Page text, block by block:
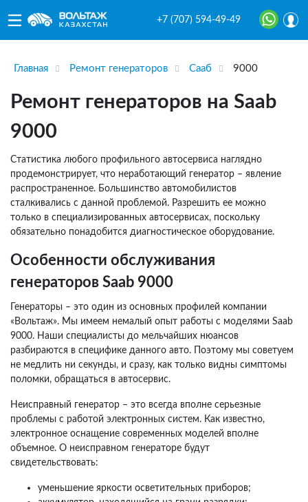
+7 (707) 594-49-49
Главная Ремонт генераторов Сааб 9000
Ремонт генераторов на Saab
9000
Статистика любого профильного автосервиса наглядно
продемонстрирует, что неработающий генератор – явление
распространенное. Большинство автомобилистов
сталкивались с данной проблемой. Разрешить ее можно
только в специализированных автосервисах, поскольку
обязательно понадобится диагностическое оборудование.
Особенности обслуживания
генераторов Saab 9000
Генераторы – это один из основных профилей компании
«Вольтаж». Мы имеем немалый опыт работы с моделями Saab
9000. Наши специалисты до мельчайших нюансов
разбираются в специфике данного авто. Поэтому мы советуем
не медлить ни секунды, и сразу, как только видны симптомы
поломки, обращаться в автосервис.
Неисправный генератор – это всегда вполне серьезные
проблемы с работой электронных систем. Как известно,
электронное оснащение современных моделей вполне
объемное. О неисправном генераторе будут
свидетельствовать:
уменьшение яркости осветительных приборов;